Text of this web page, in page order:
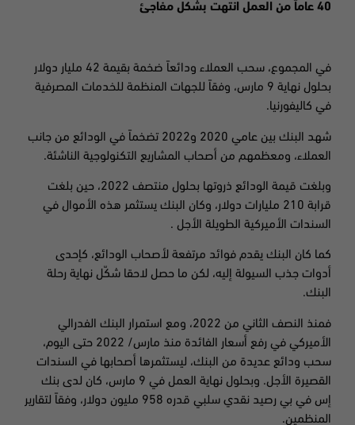
40 عاماً من العمل انتهت بشكل مفاجئ
في المجموع، سحب العملاء ودائعاً ضخمة بقيمة 42 مليار دولار
بحلول نهاية 9 مارس، وفقاً
للجهات المنظمة للخدمات المصرفية
في كاليفورنيا.
شهد البنك بين عامي 2020 و2022 تضخماً في الودائع من جانب
العملاء، ومعظمهم من أصحاب المشاريع التكنولوجية الناشئة.
وبلغت قيمة الودائع ذروتها بحلول منتصف 2022، حين بلغت
قرابة 210 مليارات دولار، وكان البنك يستثمر هذه الأموال في
السندات الأميركية الطويلة الأجل .
كما كان البنك يقدم فوائد مرتفعة لأصحاب الودائع، كإحدى
أدوات جذب السيولة إليه، لكن ما حصل لاحقا شكّل نهاية رحلة
البنك.
فمنذ النصف الثاني من 2022، ومع استمرار البنك الفدرالي
الأميركي في رفع أسعار الفائدة منذ مارس/ 2022 حتى اليوم،
سحب ودائع عديدة من البنك، ليستثمرها أصحابها في السندات
القصيرة الأجل. وبحلول نهاية العمل في 9 مارس، كان لدى بنك
إس في بي رصيد نقدي سلبي قدره 958 مليون دولار، وفقاً لتقارير
المنظمين.